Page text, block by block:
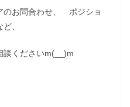
のお問合わせ、 ポジショ
、
談くださいm(__)m